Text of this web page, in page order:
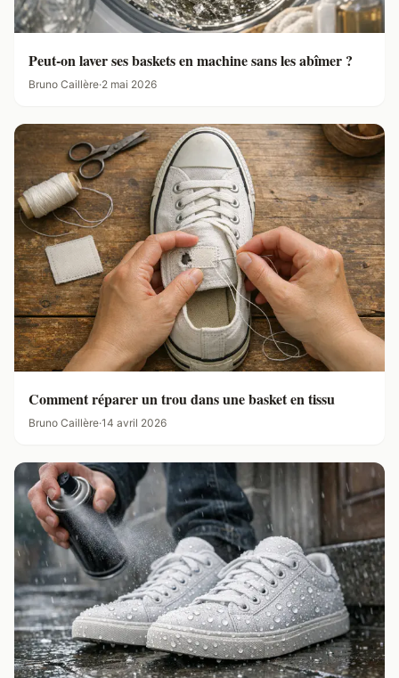
Peut-on laver ses baskets en machine sans les abîmer ?
Bruno Caillère·2 mai 2026
Comment réparer un trou dans une basket en tissu
Bruno Caillère·14 avril 2026